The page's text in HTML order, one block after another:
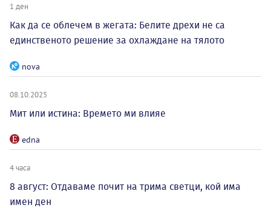
1 ден
Как да се облечем в жегата: Белите дрехи не са
единственото решение за охлаждане на тялото
nova
08.10.2025
Мит или истина: Времето ми влияе
edna
4 часа
8 август: Отдаваме почит на трима светци, кой има
имен ден